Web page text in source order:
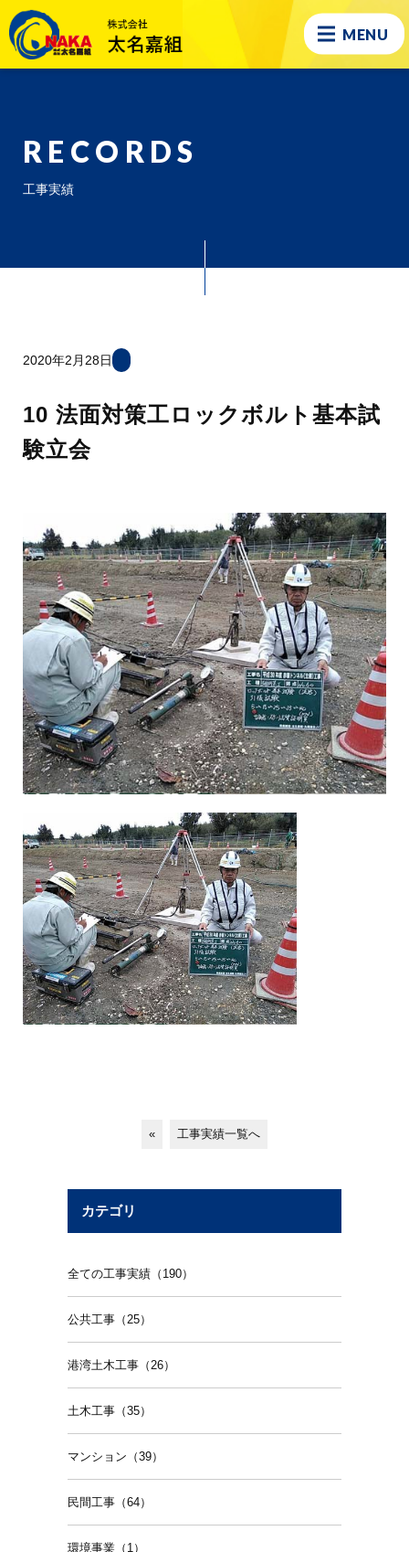
MENU
RECORDS
工事実績
2020年2月28日
10 法面対策工ロックボルト基本試
験立会
« 工事実績一覧へ
カテゴリ
全ての工事実績（190）
公共工事（25）
港湾土木工事（26）
土木工事（35）
マンション（39）
民間工事（64）
環境事業（1）